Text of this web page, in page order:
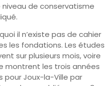
de conservatisme
il n’existe pas de cahier
les fondations. Les études
sur plusieurs mois, voire
montrent les trois années
pour Joux-la-Ville par